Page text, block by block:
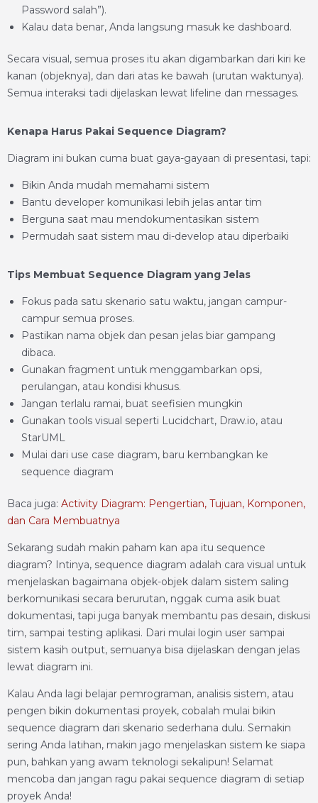
Password salah”).
Kalau data benar, Anda langsung masuk ke dashboard.
Secara visual, semua proses itu akan digambarkan dari kiri ke
kanan (objeknya), dan dari atas ke bawah (urutan waktunya).
Semua interaksi tadi dijelaskan lewat lifeline dan messages.
Kenapa Harus Pakai Sequence Diagram?
Diagram ini bukan cuma buat gaya-gayaan di presentasi, tapi:
Bikin Anda mudah memahami sistem
Bantu developer komunikasi lebih jelas antar tim
Berguna saat mau mendokumentasikan sistem
Permudah saat sistem mau di-develop atau diperbaiki
Tips Membuat Sequence Diagram yang Jelas
Fokus pada satu skenario satu waktu, jangan campur-
campur semua proses.
Pastikan nama objek dan pesan jelas biar gampang
dibaca.
Gunakan fragment untuk menggambarkan opsi,
perulangan, atau kondisi khusus.
Jangan terlalu ramai, buat seefisien mungkin
Gunakan tools visual seperti Lucidchart, Draw.io, atau
StarUML
Mulai dari use case diagram, baru kembangkan ke
sequence diagram
Baca juga: Activity Diagram: Pengertian, Tujuan, Komponen,
dan Cara Membuatnya
Sekarang sudah makin paham kan apa itu sequence
diagram? Intinya, sequence diagram adalah cara visual untuk
menjelaskan bagaimana objek-objek dalam sistem saling
berkomunikasi secara berurutan, nggak cuma asik buat
dokumentasi, tapi juga banyak membantu pas desain, diskusi
tim, sampai testing aplikasi. Dari mulai login user sampai
sistem kasih output, semuanya bisa dijelaskan dengan jelas
lewat diagram ini.
Kalau Anda lagi belajar pemrograman, analisis sistem, atau
pengen bikin dokumentasi proyek, cobalah mulai bikin
sequence diagram dari skenario sederhana dulu. Semakin
sering Anda latihan, makin jago menjelaskan sistem ke siapa
pun, bahkan yang awam teknologi sekalipun! Selamat
mencoba dan jangan ragu pakai sequence diagram di setiap
proyek Anda!